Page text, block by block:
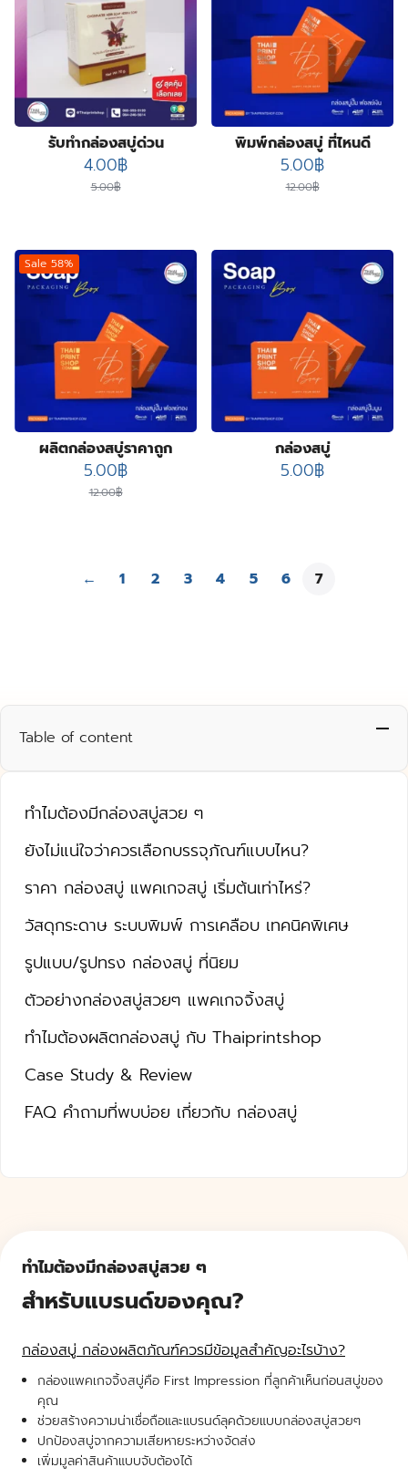
รับทำกล่องสบู่ด่วน
5.00฿
Original
price
4.00฿Current
พิมพ์กล่องสบู่ ที่ไหนดี
12.00฿
Original
price
5.00฿Current
Sale 58%
ผลิตกล่องสบู่ราคาถูก
12.00฿
Original
price
5.00฿Current
กล่องสบู่
5.00฿
← 1 2 3 4 5 6 7
Table of content
ทำไมต้องมีกล่องสบู่สวย ๆ
ยังไม่แน่ใจว่าควรเลือกบรรจุภัณฑ์แบบไหน?
ราคา กล่องสบู่ แพคเกจสบู่ เริ่มต้นเท่าไหร่?
วัสดุกระดาษ ระบบพิมพ์ การเคลือบ เทคนิคพิเศษ
รูปแบบ/รูปทรง กล่องสบู่ ที่นิยม
ตัวอย่างกล่องสบู่สวยๆ แพคเกจจิ้งสบู่
ทำไมต้องผลิตกล่องสบู่ กับ Thaiprintshop
Case Study & Review
FAQ คำถามที่พบบ่อย เกี่ยวกับ กล่องสบู่
ทำไมต้องมีกล่องสบู่สวย ๆ
สำหรับแบรนด์ของคุณ?
กล่องสบู่ กล่องผลิตภัณฑ์ควรมีข้อมูลสำคัญอะไรบ้าง?
กล่องแพคเกจจิ้งสบู่คือ First Impression ที่ลูกค้าเห็นก่อนสบู่ของ
คุณ
ช่วยสร้างความน่าเชื่อถือและแบรนด์ลุคด้วยแบบกล่องสบู่สวยๆ
ปกป้องสบู่จากความเสียหายระหว่างจัดส่ง
เพิ่มมูลค่าสินค้าแบบจับต้องได้